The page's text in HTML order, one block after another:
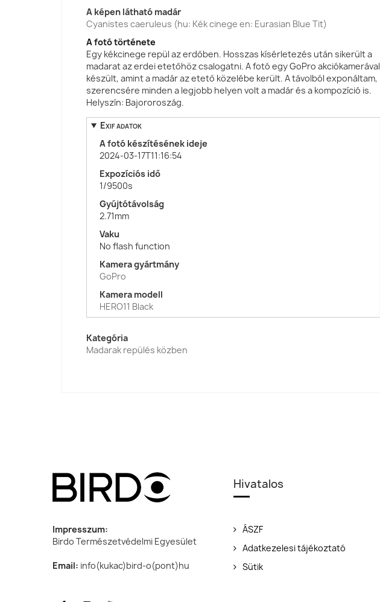
A képen látható madár
Cyanistes caeruleus (hu: Kék cinege en: Eurasian Blue Tit)
A fotó története
Egy kékcinege repül az erdőben. Hosszas kísérletezés után sikerült a
madarat az erdei etetőhöz csalogatni. A fotó egy GoPro akciókamerával
készült, amint a madár az etető közelébe került. A távolból exponáltam,
szerencsére minden a legjobb helyen volt a madár és a kompozíció is.
Helyszín: Bajororoszág.
Exif adatok
A fotó készítésének ideje
2024-03-17T11:16:54
Expozíciós idő
1/9500s
Gyújtótávolság
2.71mm
Vaku
No flash function
Kamera gyártmány
GoPro
Kamera modell
HERO11 Black
Kategória
Madarak repülés közben
Impresszum:
Birdo Természetvédelmi Egyesület
Email: info(kukac)bird-o(pont)hu
Hivatalos
ÁSZF
Adatkezelesi tájékoztató
Sütik